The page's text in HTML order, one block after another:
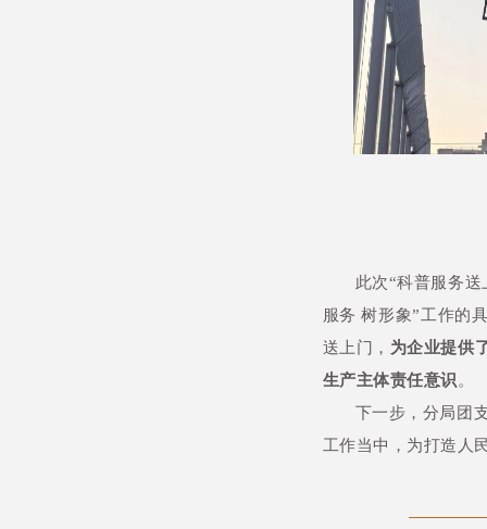
此次“科普服务
服务 树形象”工作的
送上门， 为企业提供
生产主体责任意识。
下一步，分局团
工作当中，为打造人